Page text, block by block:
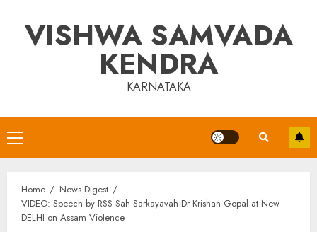
contentVISHWA SAMVADA
KENDRA
KARNATAKA
Primary
Menu
Home
News Digest
VIDEO: Speech by RSS Sah Sarkayavah Dr Krishan Gopal at New
DELHI on Assam Violence